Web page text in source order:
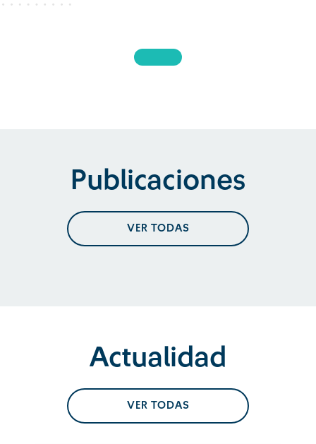
Publicaciones
VER TODAS
Actualidad
VER TODAS